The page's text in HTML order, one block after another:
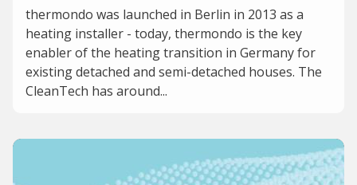
thermondo was launched in Berlin in 2013 as a
heating installer - today, thermondo is the key
enabler of the heating transition in Germany for
existing detached and semi-detached houses. The
CleanTech has around...